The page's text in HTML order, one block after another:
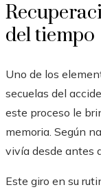
del tiempo
Uno de los
secuelas del
este proceso le
memoria. Según
vivía desde antes
Este giro en su